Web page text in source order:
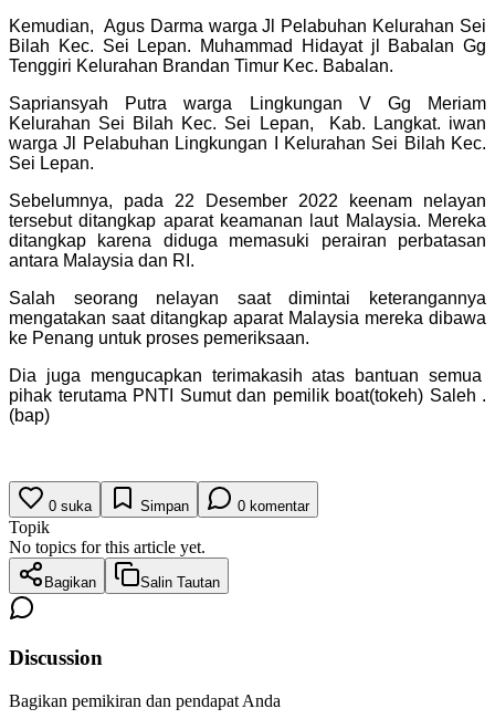
Kemudian, Agus Darma warga Jl Pelabuhan Kelurahan Sei
Bilah Kec. Sei Lepan. Muhammad Hidayat jl Babalan Gg
Tenggiri Kelurahan Brandan Timur Kec. Babalan.
Sapriansyah Putra warga Lingkungan V Gg Meriam
Kelurahan Sei Bilah Kec. Sei Lepan, Kab. Langkat. iwan
warga Jl Pelabuhan Lingkungan I Kelurahan Sei Bilah Kec.
Sei Lepan.
Sebelumnya, pada 22 Desember 2022 keenam nelayan
tersebut ditangkap aparat keamanan laut Malaysia. Mereka
ditangkap karena diduga memasuki perairan perbatasan
antara Malaysia dan RI.
Salah seorang nelayan saat dimintai keterangannya
mengatakan saat ditangkap aparat Malaysia mereka dibawa
ke Penang untuk proses pemeriksaan.
Dia juga mengucapkan terimakasih atas bantuan semua
pihak terutama PNTI Sumut dan pemilik boat(tokeh) Saleh .
(bap)
0 suka Simpan 0 komentar
Topik
No topics for this article yet.
Bagikan Salin Tautan
Discussion
Bagikan pemikiran dan pendapat Anda